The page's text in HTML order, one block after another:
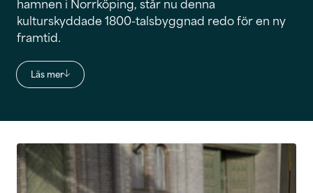
kulturskyddade 1800-talsbyggnad redo för en ny
framtid.
Läs mer